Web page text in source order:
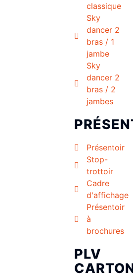
classique
Sky
dancer 2
bras / 1
jambe
Sky
dancer 2
bras / 2
jambes
Présentoir
Stop-
trottoir
Cadre
d'affichage
Présentoir
à
brochures
PLV